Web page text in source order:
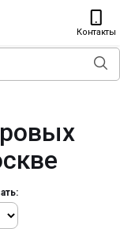
Контакты